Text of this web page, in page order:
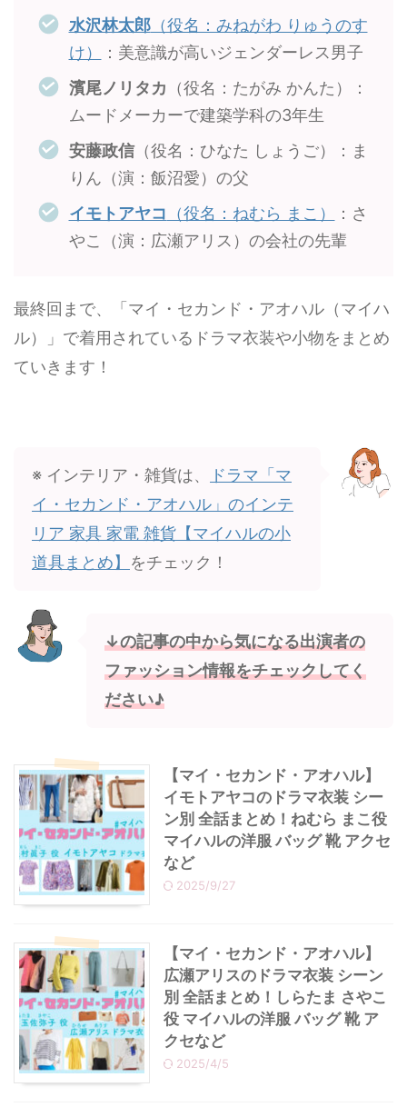
水沢林太郎（役名：みねがわ りゅうのす
け）
：美意識が高いジェンダーレス男子
濱尾ノリタカ （役名：たがみ かんた）：
ムードメーカーで建築学科の3年生
安藤政信（役名：ひなた しょうご）：ま
りん（演：飯沼愛）の父
イモトアヤコ （役名：ねむら まこ）
：さ
やこ（演：広瀬アリス）の会社の先輩
最終回まで、「マイ・セカンド・アオハル（マイハ
ル）」で着用されているドラマ衣装や小物をまとめ
ていきます！
※ インテリア・雑貨は、
ドラマ「マ
イ・セカンド・アオハル」のインテ
リア 家具 家電 雑貨【マイハルの小
道具まとめ】 をチェック！
↓の記事の中から気になる出演者の
ファッション情報をチェックしてく
ださい♪
【マイ・セカンド・アオハル】
イモトアヤコのドラマ衣装 シー
ン別 全話まとめ！ねむら まこ役
マイハルの洋服 バッグ 靴 アクセ
など
2025/9/27
【マイ・セカンド・アオハル】
広瀬アリスのドラマ衣装 シーン
別 全話まとめ！しらたま さやこ
役 マイハルの洋服 バッグ 靴 ア
クセなど
2025/4/5